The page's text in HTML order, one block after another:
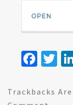
Fa
b
T
tt
Trackbacks